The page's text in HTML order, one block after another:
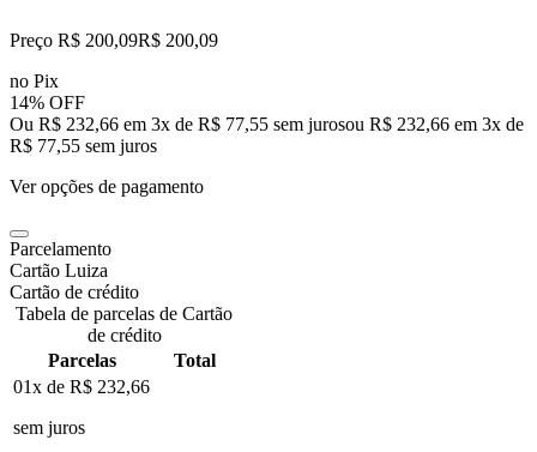
Preço R$ 200,09R$ 200,09
no Pix
14% OFF
Ou R$ 232,66 em 3x de R$ 77,55 sem jurosou R$ 232,66 em 3x de
R$ 77,55 sem juros
Ver opções de pagamento
Parcelamento
Cartão Luiza
Cartão de crédito
Tabela de parcelas de Cartão
de crédito
Parcelas
Total
01x de R$ 232,66
sem juros